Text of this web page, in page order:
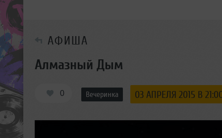
АФИША
Алмазный Дым
0 Вечеринка 03 АПРЕЛЯ 2015 В